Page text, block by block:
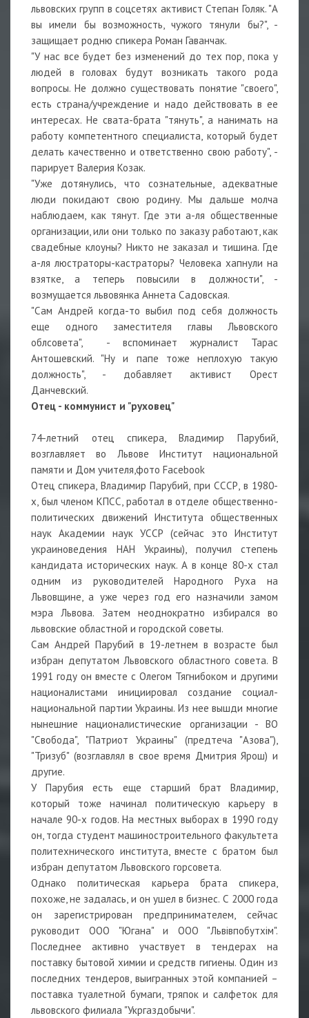
львовских групп в соцсетях активист Степан Голяк. "А
вы имели бы возможность, чужого тянули бы?", -
защищает родню спикера Роман Гаванчак.
"У нас все будет без изменений до тех пор, пока у
людей в головах будут возникать такого рода
вопросы. Не должно существовать понятие "своего",
есть страна/учреждение и надо действовать в ее
интересах. Не свата-брата "тянуть", а нанимать на
работу компетентного специалиста, который будет
делать качественно и ответственно свою работу", -
парирует Валерия Козак.
"Уже дотянулись, что сознательные, адекватные
люди покидают свою родину. Мы дальше молча
наблюдаем, как тянут. Где эти а-ля общественные
организации, или они только по заказу работают, как
свадебные клоуны? Никто не заказал и тишина. Где
а-ля люстраторы-кастраторы? Человека хапнули на
взятке, а теперь повысили в должности", -
возмущается львовянка Аннета Садовская.
"Сам Андрей когда-то выбил под себя должность
еще одного заместителя главы Львовского
облсовета", - вспоминает журналист Тарас
Антошевский. "Ну и папе тоже неплохую такую
должность", - добавляет активист Орест
Данчевский.
Отец - коммунист и "руховец"
74-летний отец спикера, Владимир Парубий,
возглавляет во Львове Институт национальной
памяти и Дом учителя,фото Facebook
Отец спикера, Владимир Парубий, при СССР, в 1980-
х, был членом КПСС, работал в отделе общественно-
политических движений Института общественных
наук Академии наук УССР (сейчас это Институт
украиноведения НАН Украины), получил степень
кандидата исторических наук. А в конце 80-х стал
одним из руководителей Народного Руха на
Львовщине, а уже через год его назначили замом
мэра Львова. Затем неоднократно избирался во
львовские областной и городской советы.
Сам Андрей Парубий в 19-летнем в возрасте был
избран депутатом Львовского областного совета. В
1991 году он вместе с Олегом Тягнибоком и другими
националистами инициировал создание социал-
национальной партии Украины. Из нее вышди многие
нынешние националистические организации - ВО
"Свобода", "Патриот Украины" (предтеча "Азова"),
"Тризуб" (возглавлял в свое время Дмитрия Ярош) и
другие.
У Парубия есть еще старший брат Владимир,
который тоже начинал политическую карьеру в
начале 90-х годов. На местных выборах в 1990 году
он, тогда студент машиностроительного факультета
политехнического института, вместе с братом был
избран депутатом Львовского горсовета.
Однако политическая карьера брата спикера,
похоже, не задалась, и он ушел в бизнес. С 2000 года
он зарегистрирован предпринимателем, сейчас
руководит ООО "Югана" и ООО "Львівпобутхім".
Последнее активно участвует в тендерах на
поставку бытовой химии и средств гигиены. Один из
последних тендеров, выигранных этой компанией –
поставка туалетной бумаги, тряпок и салфеток для
львовского филиала "Укргаздобычи".